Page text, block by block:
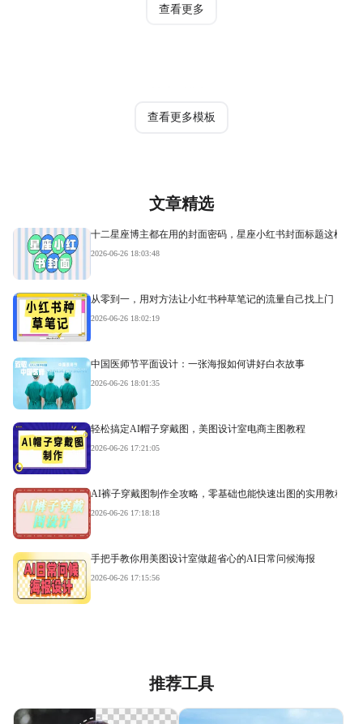
查看更多
查看更多模板
文章精选
十二星座博主都在用的封面密码，星座小红书封面标题这样写
2026-06-26 18:03:48
从零到一，用对方法让小红书种草笔记的流量自己找上门
2026-06-26 18:02:19
中国医师节平面设计：一张海报如何讲好白衣故事
2026-06-26 18:01:35
轻松搞定AI帽子穿戴图，美图设计室电商主图教程
2026-06-26 17:21:05
AI裤子穿戴图制作全攻略，零基础也能快速出图的实用教程
2026-06-26 17:18:18
手把手教你用美图设计室做超省心的AI日常问候海报
2026-06-26 17:15:56
推荐工具